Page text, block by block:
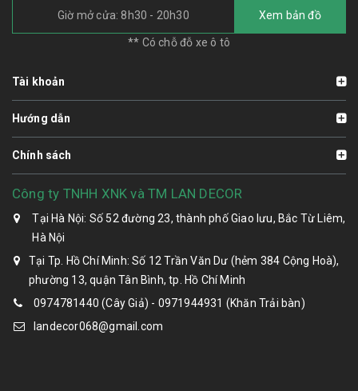
Giờ mở cửa: 8h30 - 20h30 Xem bản đồ
** Có chỗ đỗ xe ô tô
Tài khoản
Hướng dẫn
Chính sách
Công ty TNHH XNK và TM LAN DECOR
Tại Hà Nội: Số 52 đường 23, thành phố Giao lưu, Bắc Từ Liêm,
Hà Nội
Tại Tp. Hồ Chí Minh: Số 12 Trần Văn Dư (hẻm 384 Cộng Hoà),
phường 13, quận Tân Bình, tp. Hồ Chí Minh
0974781440 (Cây Giả) - 0971944931 (Khăn Trải bàn)
landecor068@gmail.com